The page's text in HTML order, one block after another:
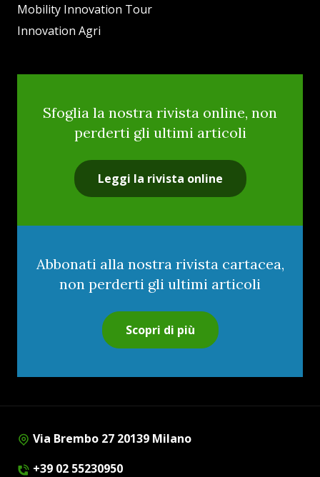
Mobility Innovation Tour
Innovation Agri
Sfoglia la nostra rivista online, non
perderti gli ultimi articoli
Leggi la rivista online
Abbonati alla nostra rivista cartacea,
non perderti gli ultimi articoli
Scopri di più
Via Brembo 27 20139 Milano
+39 02 55230950